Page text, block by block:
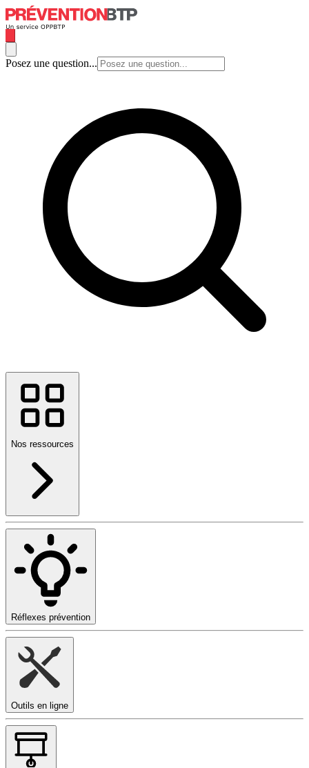
Posez une question...
Nos ressources
Réflexes prévention
Outils en ligne